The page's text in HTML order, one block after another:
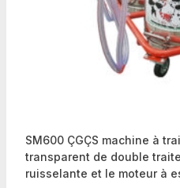
SM600 ÇGÇS machine à
transparent de double
ruisselante et le moteur à